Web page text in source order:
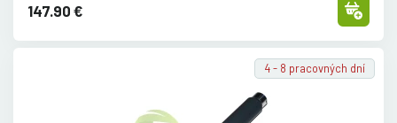
147.90 €
4 - 8 pracovných dní